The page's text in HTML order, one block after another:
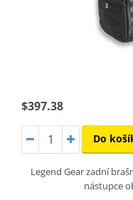
$397.38
Do
Legend Gear zadní
nástupce